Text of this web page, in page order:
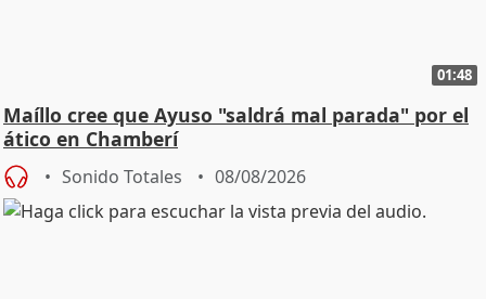
01:48
Maíllo cree que Ayuso "saldrá mal parada" por el
ático en Chamberí
Sonido Totales 08/08/2026